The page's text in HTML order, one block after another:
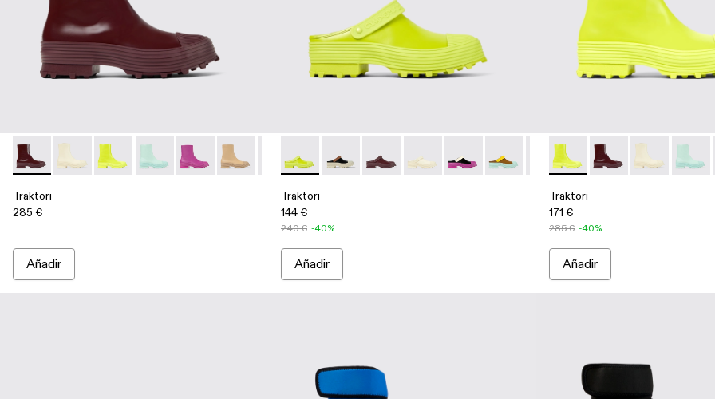
Traktori - A700004-010 - Botas burdeos de piel
Traktori - A700004-009 - Sneaker alta de piel blanca con cremallera
Traktori - A700004-007 - Bota de piel verde con cremallera
Traktori - A700004-006 - Botas de piel verde claro
Traktori - A700004-005 - Botas de piel violetas
Traktori - A700004-004 - Botas de piel beige
Traktori - A700004-003
Traktori - A700004-002
Traktori - A700004-001 - Botas negras de piel
Traktori
285 €
Añadir
Traktori - A500006-008 - Zueco de piel verde
Traktori - A500006-015
Traktori - A500006-011 - Zuecos de piel burdeos
Traktori - A500006-010 - Zueco de piel blanco
Traktori - A500006-007 - Zuecos de piel
Traktori - A500006-006 - Zuecos de
Traktori - A500006-005 - Zuecos
Traktori - A500006-002
Traktori -
Traktori
144 €
240 € -40%
Añadir
Traktori - A700004-007 -
Traktori - A700004-
Traktori -
Traktori
171 €
285 € -40%
Añadir